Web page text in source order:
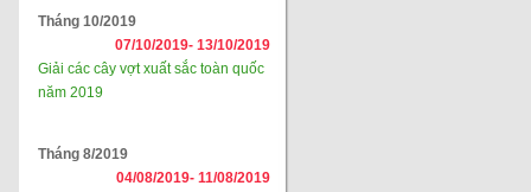
Tháng 10/2019
07/10/2019- 13/10/2019
Giải các cây vợt xuất sắc toàn quốc
năm 2019
Tháng 8/2019
04/08/2019- 11/08/2019